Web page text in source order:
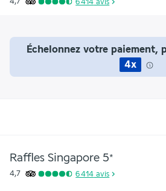
6 414 avis
Échelonnez votre paiement,
4x
Raffles Singapore 5*
4,7 6 414 avis